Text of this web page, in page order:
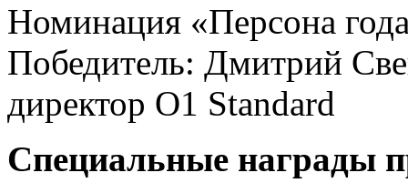
Номинация «Персона
Победитель: Дмитрий
директор O1 Standard
Специальные награды